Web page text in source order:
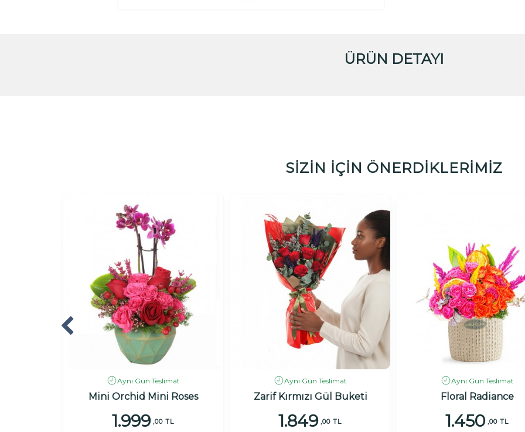
ÜRÜN DETAYI
SİZİN İÇİN ÖNERDİKLERİMİZ
Aynı Gün Teslimat
Mini Orchid Mini Roses
1.999 ,00 TL
Aynı Gün Teslimat
Zarif Kırmızı Gül Buketi
1.849 ,00 TL
Aynı Gün Teslimat
Floral Radiance
1.450 ,00 TL